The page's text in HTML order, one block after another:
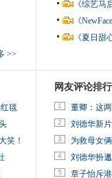
>>
《综艺
《
《夏日
毯
笑！
网友评论排行
1 董卿：这
2 刘德华新
3 为救母女
4 刘德华扮
5 章子怡斥